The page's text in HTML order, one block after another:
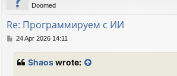
Doomed
Re: Программируем с ИИ
P24 Apr 2026 14:11
Shaoswrote: